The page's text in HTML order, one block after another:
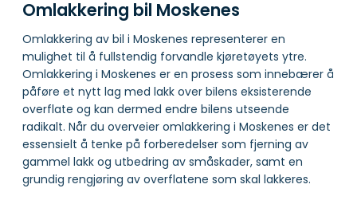
Omlakkering bil Moskenes
Omlakkering av bil i Moskenes representerer en
mulighet til å fullstendig forvandle kjøretøyets ytre.
Omlakkering i Moskenes er en prosess som innebærer å
påføre et nytt lag med lakk over bilens eksisterende
overflate og kan dermed endre bilens utseende
radikalt. Når du overveier omlakkering i Moskenes er det
essensielt å tenke på forberedelser som fjerning av
gammel lakk og utbedring av småskader, samt en
grundig rengjøring av overflatene som skal lakkeres.